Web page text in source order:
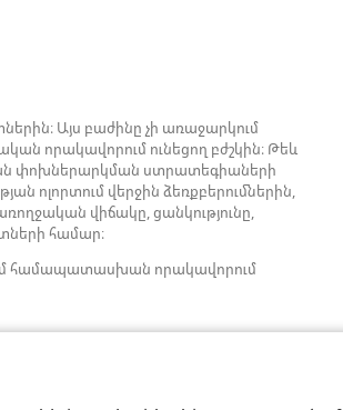
Այս բաժինը չի առաջարկում
որակավորում ունեցող բժշկին։ Թեև
փոխներարկման ստրատեգիաների
ոլորտում վերջին ձեռքբերումներին,
վիճակը, ցանկությունը,
համար։
համապատասխան որակավորում